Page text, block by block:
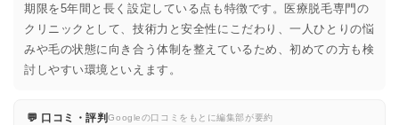
期限を5年間と長く設定している点も特徴です。医療脱毛専門の
クリニックとして、技術力と安全性にこだわり、一人ひとりの悩
みや毛の状態に向き合う体制を整えているため、初めての方も検
討しやすい環境といえます。
💬 口コミ・評判Googleの口コミをもとに編集部が要約